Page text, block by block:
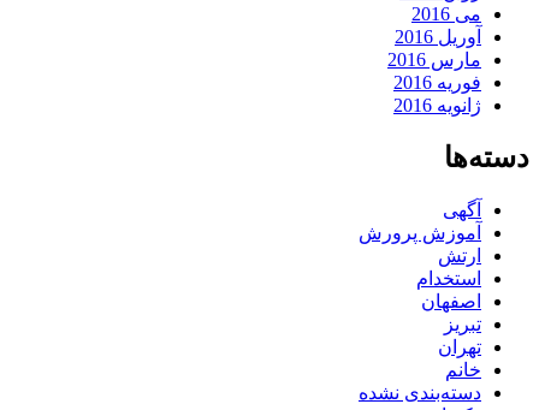
می 2016
آوریل 2016
مارس 2016
فوریه 2016
ژانویه 2016
دسته‌ها
آگهی
آموزش پرورش
ارتش
استخدام
اصفهان
تبریز
تهران
خانم
دسته‌بندی نشده